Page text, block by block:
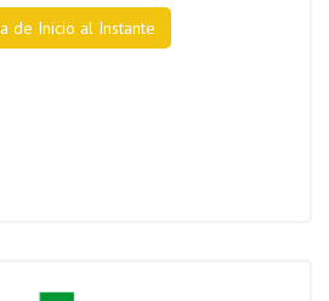
de Inicio al Instante